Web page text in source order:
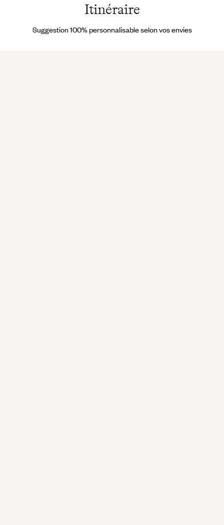
Itinéraire
Suggestion 100% personnalisable selon vos envies